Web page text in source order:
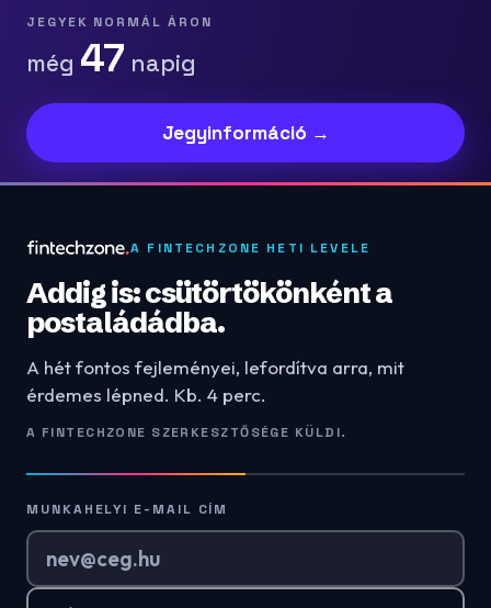
JEGYEK NORMÁL ÁRON
még 47 napig
Jegyinformáció →
A FINTECHZONE HETI LEVELE
Addig is: csütörtökönként a
postaládádba.
A hét fontos fejleményei, lefordítva arra, mit
érdemes lépned. Kb. 4 perc.
A FINTECHZONE SZERKESZTŐSÉGE KÜLDI.
MUNKAHELYI E-MAIL CÍM